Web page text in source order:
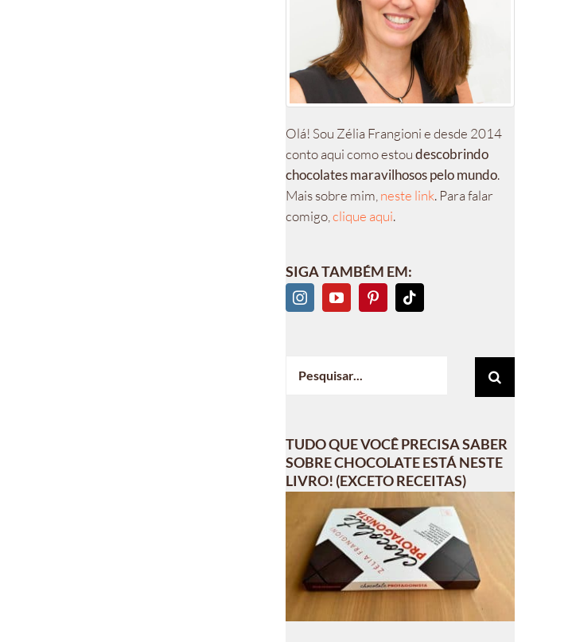
Olá! Sou Zélia Frangioni e desde 2014
conto aqui como estoudescobrindo
chocolates maravilhosos pelo mundo.
Mais sobre mim, neste link. Para falar
comigo, clique aqui.
SIGA TAMBÉM EM:
resultados
TUDO QUE VOCÊ PRECISA SABER
SOBRE CHOCOLATE ESTÁ NESTE
LIVRO! (EXCETO RECEITAS)